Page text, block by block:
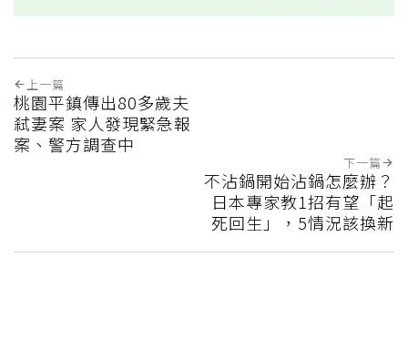
上一篇
桃園平鎮傳出80多歲夫
弒妻案 家人發現緊急報
案、警方調查中
下一篇
不沾鍋開始沾鍋怎麼辦？
日本專家教1招有望「起
死回生」，5情況該換新